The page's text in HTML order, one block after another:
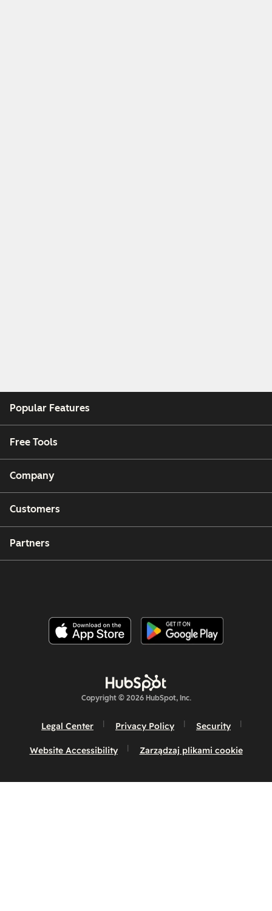
Popular Features
Free Tools
Company
Customers
Partners
Copyright © 2026 HubSpot, Inc.
Legal Center Privacy Policy Security
Website Accessibility Zarządzaj plikami cookie